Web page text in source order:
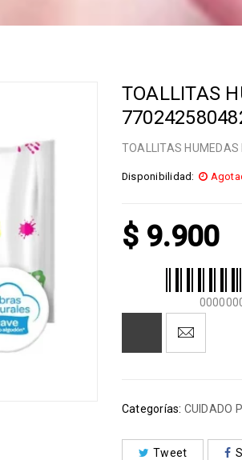
TOALLITAS
TOALLITAS
Disponibilidad:
$ 9.900
Categorías: CUIDADO
Tweet